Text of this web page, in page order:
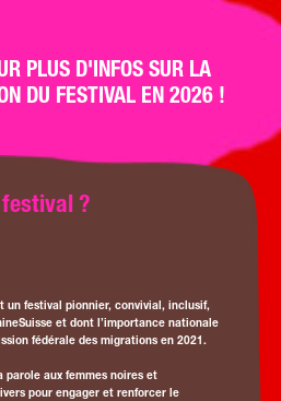
PLUS D'INFOS SUR LA
DU FESTIVAL EN 2026 !
?
un festival pionnier, convivial, inclusif,
et dont l’importance nationale
fédérale des migrations en 2021.
parole aux femmes noires et
pour engager et renforcer le